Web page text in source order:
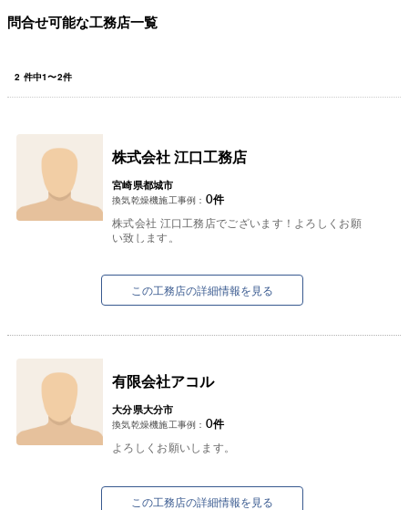
問合せ可能な工務店一覧
2 件中1〜2件
株式会社 江口工務店
宮崎県都城市
換気乾燥機施工事例： 0件
株式会社 江口工務店でございます！よろしくお願
い致します。
この工務店の詳細情報を見る
有限会社アコル
大分県大分市
換気乾燥機施工事例： 0件
よろしくお願いします。
この工務店の詳細情報を見る